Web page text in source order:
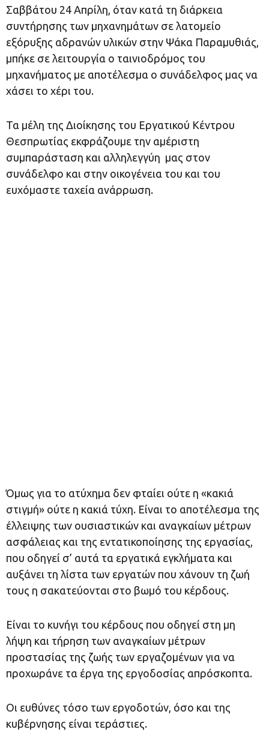
Σαββάτου 24 Απρίλη, όταν κατά τη διάρκεια
συντήρησης των μηχανημάτων σε λατομείο
εξόρυξης αδρανών υλικών στην Ψάκα Παραμυθιάς,
μπήκε σε λειτουργία ο ταινιοδρόμος του
μηχανήματος με αποτέλεσμα ο συνάδελφος μας να
χάσει το χέρι του.
Τα μέλη της Διοίκησης του Εργατικού Κέντρου
Θεσπρωτίας εκφράζουμε την αμέριστη
συμπαράσταση και αλληλεγγύη μας στον
συνάδελφο και στην οικογένεια του και του
ευχόμαστε ταχεία ανάρρωση.
Όμως για το ατύχημα δεν φταίει ούτε η «κακιά
στιγμή» ούτε η κακιά τύχη. Είναι το αποτέλεσμα της
έλλειψης των ουσιαστικών και αναγκαίων μέτρων
ασφάλειας και της εντατικοποίησης της εργασίας,
που οδηγεί σ’ αυτά τα εργατικά εγκλήματα και
αυξάνει τη λίστα των εργατών που χάνουν τη ζωή
τους η σακατεύονται στο βωμό του κέρδους.
Είναι το κυνήγι του κέρδους που οδηγεί στη μη
λήψη και τήρηση των αναγκαίων μέτρων
προστασίας της ζωής των εργαζομένων για να
προχωράνε τα έργα της εργοδοσίας απρόσκοπτα.
Οι ευθύνες τόσο των εργοδοτών, όσο και της
κυβέρνησης είναι τεράστιες.